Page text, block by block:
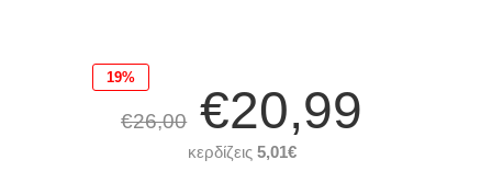
19%
€26,00 €20,99
κερδίζεις 5,01€